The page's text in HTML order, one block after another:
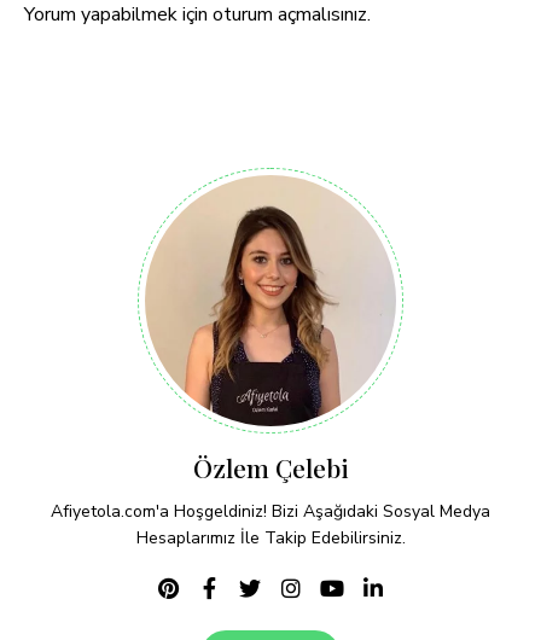
Yorum yapabilmek için oturum açmalısınız.
Özlem Çelebi
Afiyetola.com'a Hoşgeldiniz! Bizi Aşağıdaki Sosyal Medya
Hesaplarımız İle Takip Edebilirsiniz.